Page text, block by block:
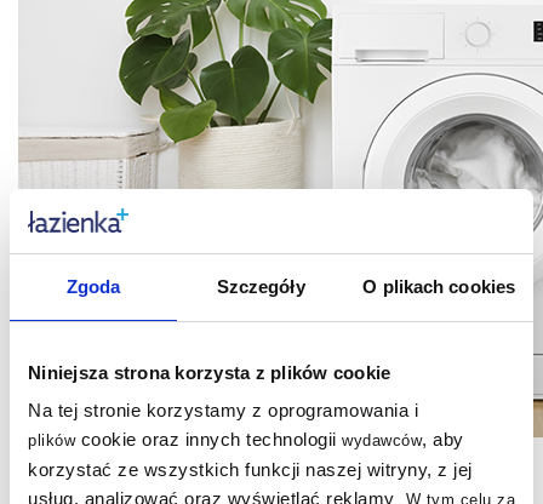
Zgoda Szczegóły O plikach cookies
Niniejsza strona korzysta z plików cookie
Na tej stronie korzystamy z oprogramowania i
plikówcookie oraz innych technologii wydawców, aby
korzystać ze wszystkich funkcji naszej witryny, z jej
usług, analizować oraz wyświetlać reklamy
W tym celu za
Dodatkowo nie tracimy w ten sposób miejsca.